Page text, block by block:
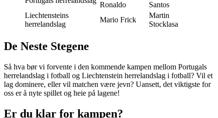
Ronaldo
Santos
Liechtensteins
herrelandslag
Mario Frick
Martin
Stocklasa
De Neste Stegene
Så hva bør vi forvente i den kommende kampen mellom Portugals
herrelandslag i fotball og Liechtenstein herrelandslag i fotball? Vil et
lag dominere, eller vil matchen være jevn? Uansett, det viktigste for
oss er å nyte spillet og heie på lagene!
Er du klar for kampen?